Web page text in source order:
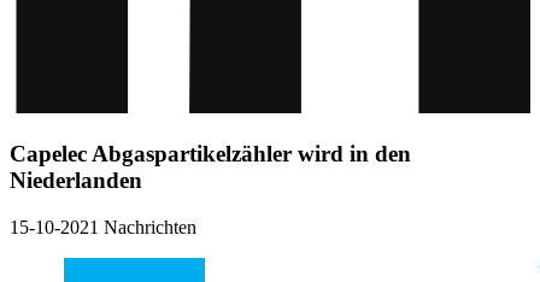
Capelec Abgaspartikelzähler wird in den
Niederlanden
15-10-2021 Nachrichten